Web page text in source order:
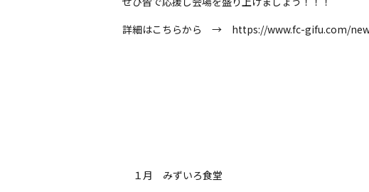
詳細はこちらから → https://www.fc-gifu.com/
１月 みずいろ食堂